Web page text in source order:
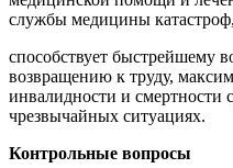
службы медицины
способствует быстрейшему
возвращению к труду,
инвалидности и смертности
чрезвычайных ситуациях.
Контрольные вопросы